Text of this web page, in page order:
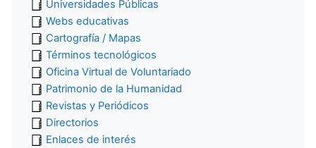
Universidades Públicas
Webs educativas
Cartografía / Mapas
Términos tecnológicos
Oficina Virtual de Voluntariado
Patrimonio de la Humanidad
Revistas y Periódicos
Directorios
Enlaces de interés